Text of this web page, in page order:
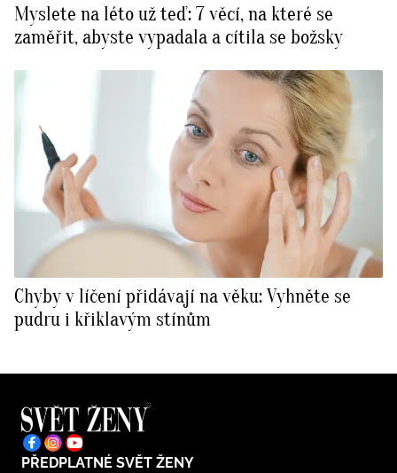
BurdaMedia
Extra
ROČNÍ PŘEDPLATNÉ SVĚT ŽENY +
SADA PRODUKTŮ MANA (10 ks)
Myslete na léto už teď: 7 věcí, na které se
zaměřit, abyste vypadala a cítila se božsky
Chyby v líčení přidávají na věku: Vyhněte se
pudru i křiklavým stínům
PŘEDPLATNÉ SVĚT ŽENY